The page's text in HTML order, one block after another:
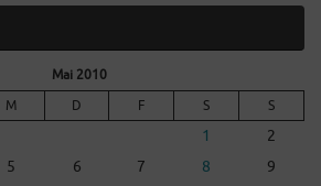
Mai 2010
M D F S S
1
2
5 6 7 8
9